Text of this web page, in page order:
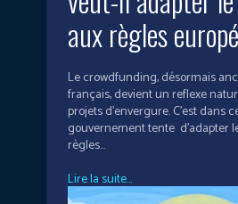
aux règles
Le crowdfunding, désormais
français, devient un reflexe
projets d’envergure. C'est dans
gouvernement tente d'adapter
règles...
Lire la suite...